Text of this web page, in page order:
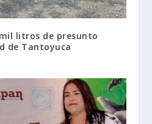
litros de presunto
de Tantoyuca